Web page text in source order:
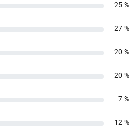
25 %
27 %
20 %
20 %
7 %
12 %